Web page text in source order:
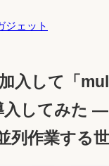
ジェット
入して「
してみた
列作業する